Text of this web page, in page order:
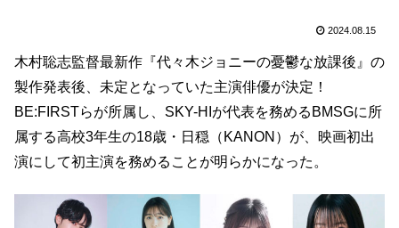
2024.08.15
木村聡志監督最新作『代々木ジョニーの憂鬱な放課後』の
製作発表後、未定となっていた主演俳優が決定！
BE:FIRSTらが所属し、SKY-HIが代表を務めるBMSGに所
属する高校3年生の18歳・日穏（KANON）が、映画初出
演にして初主演を務めることが明らかになった。